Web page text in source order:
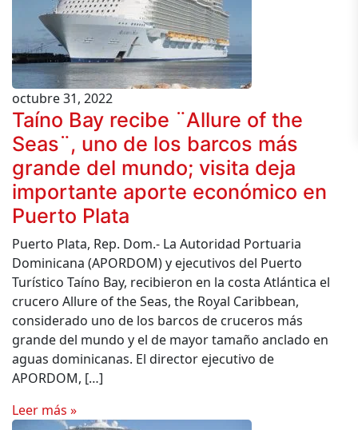
octubre 31, 2022
Taíno Bay recibe ¨Allure of the
Seas¨, uno de los barcos más
grande del mundo; visita deja
importante aporte económico en
Puerto Plata
Puerto Plata, Rep. Dom.- La Autoridad Portuaria
Dominicana (APORDOM) y ejecutivos del Puerto
Turístico Taíno Bay, recibieron en la costa Atlántica el
crucero Allure of the Seas, the Royal Caribbean,
considerado uno de los barcos de cruceros más
grande del mundo y el de mayor tamaño anclado en
aguas dominicanas. El director ejecutivo de
APORDOM, […]
Leer más »